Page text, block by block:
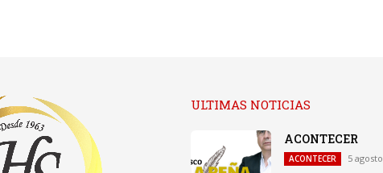
ULTIMAS NOTICIAS
ACONTECER
ACONTECER 5